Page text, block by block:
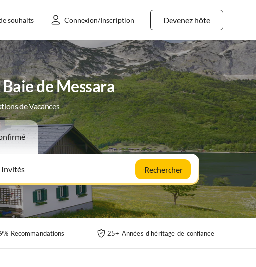
Devenez hôte
souhaits Connexion/Inscription
de Messara
de Vacances
Rechercher
Recommandations 25+ Années d'héritage de confiance